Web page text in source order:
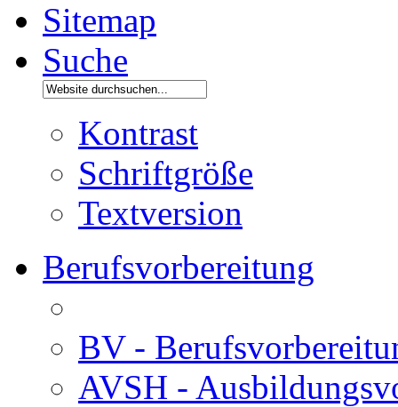
Sitemap
Suche
Kontrast
Schriftgröße
Textversion
Berufsvorbereitung
BV -
AVSH -